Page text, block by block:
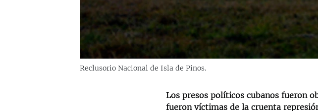
Reclusorio Nacional de Isla de Pinos.
Los presos políticos cubanos fueron
fueron víctimas de la cruenta